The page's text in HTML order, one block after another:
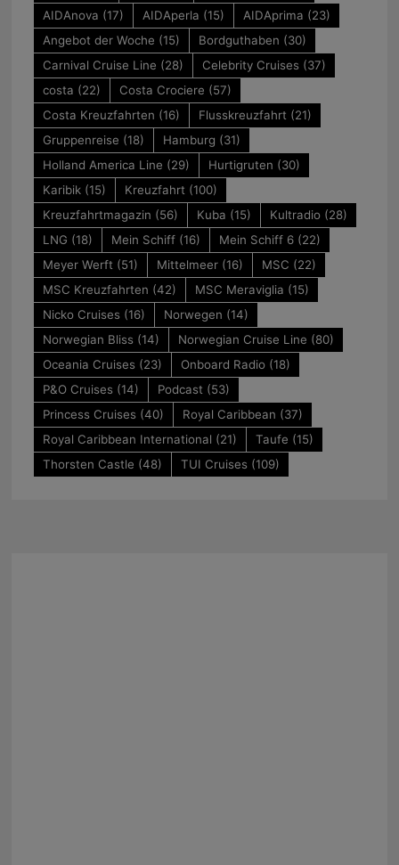
AIDAnova (17) AIDAperla (15) AIDAprima (23)
Angebot der Woche (15) Bordguthaben (30)
Carnival Cruise Line (28) Celebrity Cruises (37)
costa (22) Costa Crociere (57)
Costa Kreuzfahrten (16) Flusskreuzfahrt (21)
Gruppenreise (18) Hamburg (31)
Holland America Line (29) Hurtigruten (30)
Karibik(15) Kreuzfahrt (100)
Kreuzfahrtmagazin (56) Kuba (15) Kultradio(28)
LNG (18) Mein Schiff(16) Mein Schiff 6(22)
Meyer Werft (51) Mittelmeer(16) MSC (22)
MSC Kreuzfahrten (42) MSC Meraviglia (15)
Nicko Cruises (16) Norwegen (14)
Norwegian Bliss (14) Norwegian Cruise Line (80)
Oceania Cruises (23) Onboard Radio(18)
P&O Cruises (14) Podcast (53)
Princess Cruises (40) Royal Caribbean (37)
Royal Caribbean International (21) Taufe (15)
Thorsten Castle (48) TUI Cruises (109)